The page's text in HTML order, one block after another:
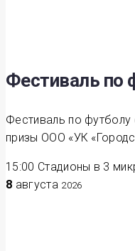
Фестиваль по
Фестиваль по
призы ООО «УК
15:00 Стадионы в 3
8 августа 2026